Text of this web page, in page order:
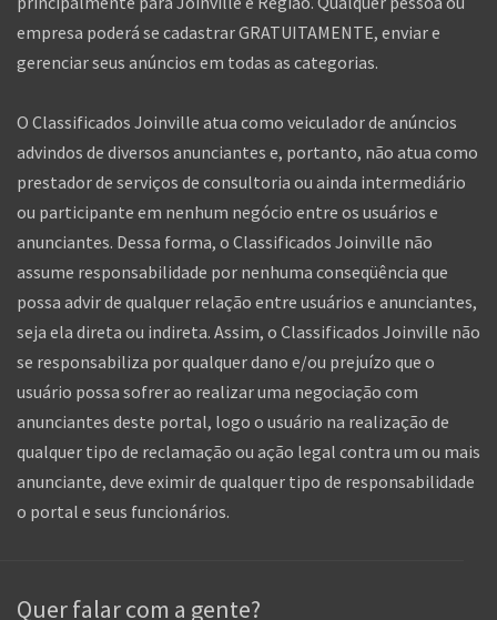
empresa poderá se cadastrar GRATUITAMENTE, enviar e
gerenciar seus anúncios em todas as categorias.
O Classificados Joinville atua como veiculador de anúncios
advindos de diversos anunciantes e, portanto, não atua como
prestador de serviços de consultoria ou ainda intermediário
ou participante em nenhum negócio entre os usuários e
anunciantes. Dessa forma, o Classificados Joinville não
assume responsabilidade por nenhuma conseqüência que
possa advir de qualquer relação entre usuários e anunciantes,
seja ela direta ou indireta. Assim, o Classificados Joinville não
se responsabiliza por qualquer dano e/ou prejuízo que o
usuário possa sofrer ao realizar uma negociação com
anunciantes deste portal, logo o usuário na realização de
qualquer tipo de reclamação ou ação legal contra um ou mais
anunciante, deve eximir de qualquer tipo de responsabilidade
o portal e seus funcionários.
Quer falar com a gente?